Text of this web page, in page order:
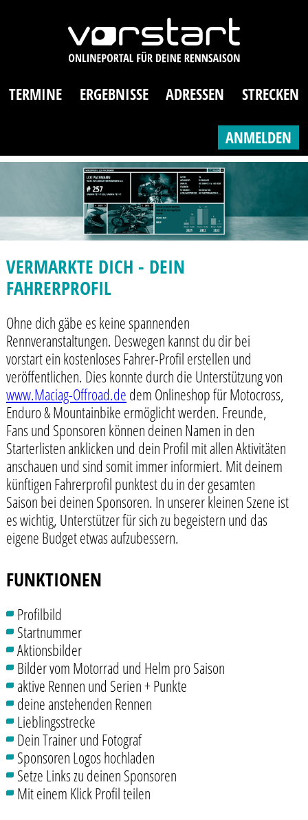
TERMINE ERGEBNISSE ADRESSEN STRECKEN
ANMELDEN
VERMARKTE DICH - DEIN
FAHRERPROFIL
Ohne dich gäbe es keine spannenden
Rennveranstaltungen. Deswegen kannst du dir bei
vorstart ein kostenloses Fahrer-Profil erstellen und
veröffentlichen. Dies konnte durch die Unterstützung von
www.Maciag-Offroad.dedem Onlineshop für Motocross,
Enduro & Mountainbike ermöglicht werden. Freunde,
Fans und Sponsoren können deinen Namen in den
Starterlisten anklicken und dein Profil mit allen Aktivitäten
anschauen und sind somit immer informiert. Mit deinem
künftigen Fahrerprofil punktest du in der gesamten
Saison bei deinen Sponsoren. In unserer kleinen Szene ist
es wichtig, Unterstützer für sich zu begeistern und das
eigene Budget etwas aufzubessern.
FUNKTIONEN
Profilbild
Startnummer
Aktionsbilder
Bilder vom Motorrad und Helm pro Saison
aktive Rennen und Serien + Punkte
deine anstehenden Rennen
Lieblingsstrecke
Dein Trainer und Fotograf
Sponsoren Logos hochladen
Setze Links zu deinen Sponsoren
Mit einem Klick Profil teilen